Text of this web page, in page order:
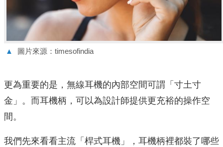
▲ 圖片來源：timesofindia
更為重要的是，無線耳機的內部空間可謂「寸土寸
金」。而耳機柄，可以為設計師提供更充裕的操作空
間。
我們先來看看主流「桿式耳機」，耳機柄裡都裝了哪些